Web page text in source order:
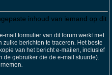
inhoud van iemand op dit
mail formulier van dit forum werkt met
berichten te traceren. Het beste
van het bericht e-mailen, inclusief
de gebruiker die de e-mail stuurde).